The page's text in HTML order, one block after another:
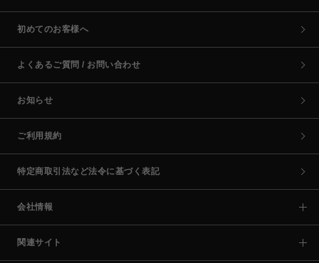
初めてのお客様へ
よくあるご質問 / お問い合わせ
お知らせ
ご利用規約
特定商取引法など法令に基づく表記
会社情報
関連サイト